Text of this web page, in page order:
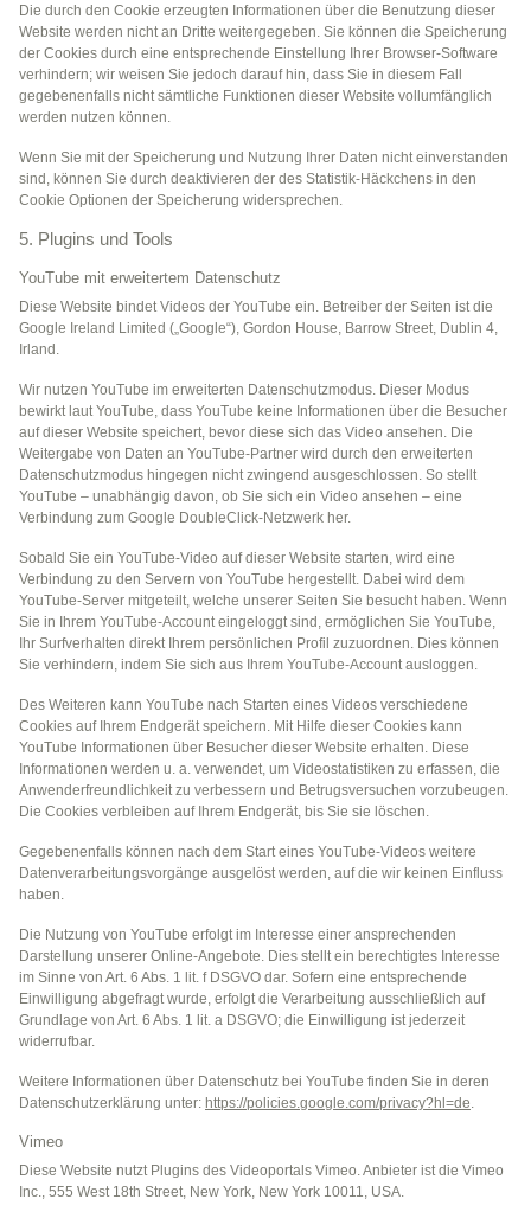
Die durch den Cookie erzeugten Informationen über die Benutzung dieser
Website werden nicht an Dritte weitergegeben. Sie können die Speicherung
der Cookies durch eine entsprechende Einstellung Ihrer Browser-Software
verhindern; wir weisen Sie jedoch darauf hin, dass Sie in diesem Fall
gegebenenfalls nicht sämtliche Funktionen dieser Website vollumfänglich
werden nutzen können.
Wenn Sie mit der Speicherung und Nutzung Ihrer Daten nicht einverstanden
sind, können Sie durch deaktivieren der des Statistik-Häckchens in den
Cookie Optionen der Speicherung widersprechen.
5. Plugins und Tools
YouTube mit erweitertem Datenschutz
Diese Website bindet Videos der YouTube ein. Betreiber der Seiten ist die
Google Ireland Limited („Google“), Gordon House, Barrow Street, Dublin 4,
Irland.
Wir nutzen YouTube im erweiterten Datenschutzmodus. Dieser Modus
bewirkt laut YouTube, dass YouTube keine Informationen über die Besucher
auf dieser Website speichert, bevor diese sich das Video ansehen. Die
Weitergabe von Daten an YouTube-Partner wird durch den erweiterten
Datenschutzmodus hingegen nicht zwingend ausgeschlossen. So stellt
YouTube – unabhängig davon, ob Sie sich ein Video ansehen – eine
Verbindung zum Google DoubleClick-Netzwerk her.
Sobald Sie ein YouTube-Video auf dieser Website starten, wird eine
Verbindung zu den Servern von YouTube hergestellt. Dabei wird dem
YouTube-Server mitgeteilt, welche unserer Seiten Sie besucht haben. Wenn
Sie in Ihrem YouTube-Account eingeloggt sind, ermöglichen Sie YouTube,
Ihr Surfverhalten direkt Ihrem persönlichen Profil zuzuordnen. Dies können
Sie verhindern, indem Sie sich aus Ihrem YouTube-Account ausloggen.
Des Weiteren kann YouTube nach Starten eines Videos verschiedene
Cookies auf Ihrem Endgerät speichern. Mit Hilfe dieser Cookies kann
YouTube Informationen über Besucher dieser Website erhalten. Diese
Informationen werden u. a. verwendet, um Videostatistiken zu erfassen, die
Anwenderfreundlichkeit zu verbessern und Betrugsversuchen vorzubeugen.
Die Cookies verbleiben auf Ihrem Endgerät, bis Sie sie löschen.
Gegebenenfalls können nach dem Start eines YouTube-Videos weitere
Datenverarbeitungsvorgänge ausgelöst werden, auf die wir keinen Einfluss
haben.
Die Nutzung von YouTube erfolgt im Interesse einer ansprechenden
Darstellung unserer Online-Angebote. Dies stellt ein berechtigtes Interesse
im Sinne von Art. 6 Abs. 1 lit. f DSGVO dar. Sofern eine entsprechende
Einwilligung abgefragt wurde, erfolgt die Verarbeitung ausschließlich auf
Grundlage von Art. 6 Abs. 1 lit. a DSGVO; die Einwilligung ist jederzeit
widerrufbar.
Weitere Informationen über Datenschutz bei YouTube finden Sie in deren
Datenschutzerklärung unter: https://policies.google.com/privacy?hl=de.
Vimeo
Diese Website nutzt Plugins des Videoportals Vimeo. Anbieter ist die Vimeo
Inc., 555 West 18th Street, New York, New York 10011, USA.